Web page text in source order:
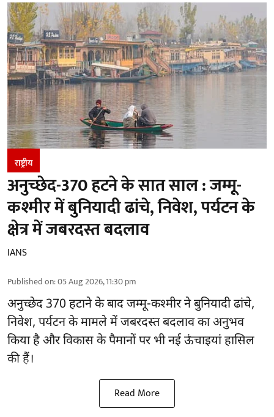
राष्ट्रीय
अनुच्छेद-370 हटने के सात साल : जम्मू-
कश्मीर में बुनियादी ढांचे, निवेश, पर्यटन के
क्षेत्र में जबरदस्त बदलाव
IANS
Published on:05 Aug 2026, 11:30 pm
अनुच्छेद 370 हटाने के बादजम्मू-कश्मीर ने बुनियादी ढांचे,
निवेश, पर्यटन के मामले में जबरदस्त बदलाव का अनुभव
किया है और विकास के पैमानों पर भी नई ऊंचाइयां हासिल
की हैं।
Read More